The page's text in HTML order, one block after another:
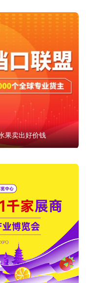
果卖出好价钱